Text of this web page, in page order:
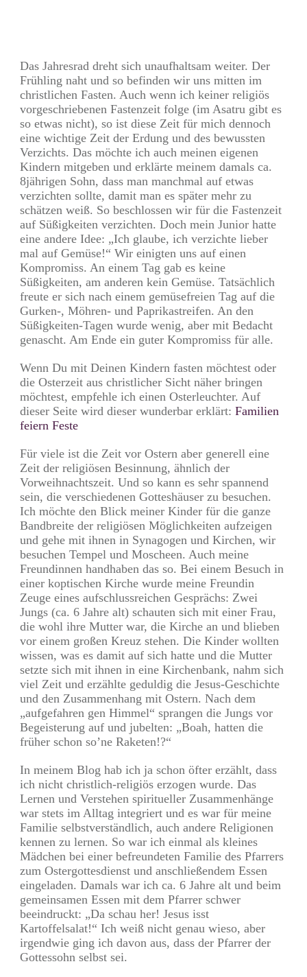
Das Jahresrad dreht sich unaufhaltsam weiter. Der
Frühling naht und so befinden wir uns mitten im
christlichen Fasten. Auch wenn ich keiner religiös
vorgeschriebenen Fastenzeit folge (im Asatru gibt es
so etwas nicht), so ist diese Zeit für mich dennoch
eine wichtige Zeit der Erdung und des bewussten
Verzichts. Das möchte ich auch meinen eigenen
Kindern mitgeben und erklärte meinem damals ca.
8jährigen Sohn, dass man manchmal auf etwas
verzichten sollte, damit man es später mehr zu
schätzen weiß. So beschlossen wir für die Fastenzeit
auf Süßigkeiten verzichten. Doch mein Junior hatte
eine andere Idee: „Ich glaube, ich verzichte lieber
mal auf Gemüse!“ Wir einigten uns auf einen
Kompromiss. An einem Tag gab es keine
Süßigkeiten, am anderen kein Gemüse. Tatsächlich
freute er sich nach einem gemüsefreien Tag auf die
Gurken-, Möhren- und Paprikastreifen. An den
Süßigkeiten-Tagen wurde wenig, aber mit Bedacht
genascht. Am Ende ein guter Kompromiss für alle.
Wenn Du mit Deinen Kindern fasten möchtest oder
die Osterzeit aus christlicher Sicht näher bringen
möchtest, empfehle ich einen Osterleuchter. Auf
dieser Seite wird dieser wunderbar erklärt: Familien
feiern Feste
Für viele ist die Zeit vor Ostern aber generell eine
Zeit der religiösen Besinnung, ähnlich der
Vorweihnachtszeit. Und so kann es sehr spannend
sein, die verschiedenen Gotteshäuser zu besuchen.
Ich möchte den Blick meiner Kinder für die ganze
Bandbreite der religiösen Möglichkeiten aufzeigen
und gehe mit ihnen in Synagogen und Kirchen, wir
besuchen Tempel und Moscheen. Auch meine
Freundinnen handhaben das so. Bei einem Besuch in
einer koptischen Kirche wurde meine Freundin
Zeuge eines aufschlussreichen Gesprächs: Zwei
Jungs (ca. 6 Jahre alt) schauten sich mit einer Frau,
die wohl ihre Mutter war, die Kirche an und blieben
vor einem großen Kreuz stehen. Die Kinder wollten
wissen, was es damit auf sich hatte und die Mutter
setzte sich mit ihnen in eine Kirchenbank, nahm sich
viel Zeit und erzählte geduldig die Jesus-Geschichte
und den Zusammenhang mit Ostern. Nach dem
„aufgefahren gen Himmel“ sprangen die Jungs vor
Begeisterung auf und jubelten: „Boah, hatten die
früher schon so’ne Raketen!?“
In meinem Blog hab ich ja schon öfter erzählt, dass
ich nicht christlich-religiös erzogen wurde. Das
Lernen und Verstehen spiritueller Zusammenhänge
war stets im Alltag integriert und es war für meine
Familie selbstverständlich, auch andere Religionen
kennen zu lernen. So war ich einmal als kleines
Mädchen bei einer befreundeten Familie des Pfarrers
zum Ostergottesdienst und anschließendem Essen
eingeladen. Damals war ich ca. 6 Jahre alt und beim
gemeinsamen Essen mit dem Pfarrer schwer
beeindruckt: „Da schau her! Jesus isst
Kartoffelsalat!“ Ich weiß nicht genau wieso, aber
irgendwie ging ich davon aus, dass der Pfarrer der
Gottessohn selbst sei.